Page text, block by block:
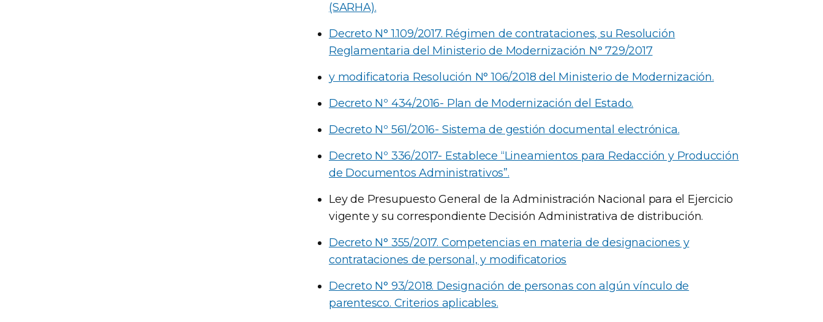
(SARHA).
Decreto N° 1.109/2017. Régimen de contrataciones, su Resolución
Reglamentaria del Ministerio de Modernización N° 729/2017
y modificatoria Resolución N° 106/2018 del Ministerio de Modernización.
Decreto Nº 434/2016- Plan de Modernización del Estado.
Decreto Nº 561/2016- Sistema de gestión documental electrónica.
Decreto Nº 336/2017- Establece “Lineamientos para Redacción y Producción
de Documentos Administrativos”.
Ley de Presupuesto General de la Administración Nacional para el Ejercicio
vigente y su correspondiente Decisión Administrativa de distribución.
Decreto N° 355/2017. Competencias en materia de designaciones y
contrataciones de personal, y modificatorios
Decreto N° 93/2018. Designación de personas con algún vínculo de
parentesco. Criterios aplicables.